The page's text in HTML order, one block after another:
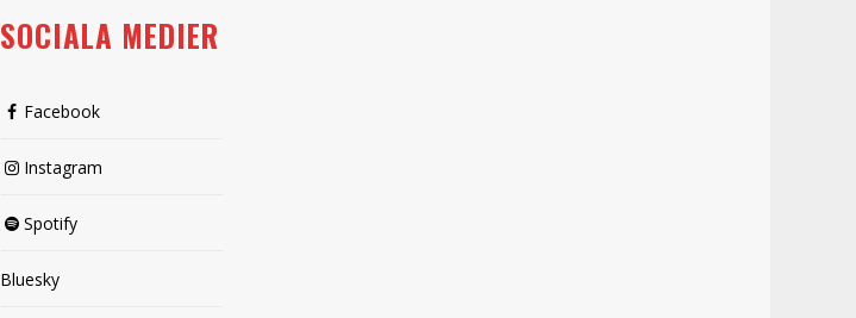
SOCIALA MEDIER
Facebook
Instagram
Spotify
Bluesky